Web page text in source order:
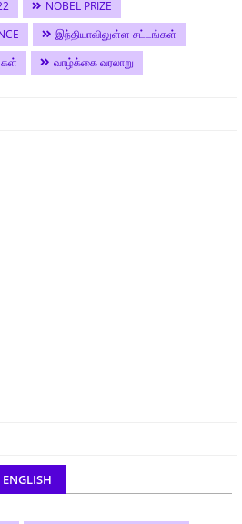
NOBEL PRIZE
இந்தியாவிலுள்ள சட்டங்கள்
வாழ்க்கை வரலாறு